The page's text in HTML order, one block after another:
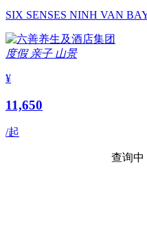
SIX SENSES NINH VAN
度假 亲子 山景
¥
11,650
/起
查询中